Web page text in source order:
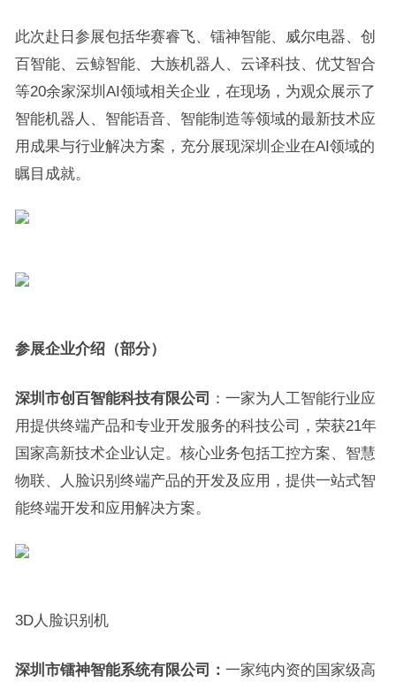
此次赴日参展包括华赛睿飞、镭神智能、威尔电器、创
百智能、云鲸智能、大族机器人、云译科技、优艾智合
等20余家深圳AI领域相关企业，在现场，为观众展示了
智能机器人、智能语音、智能制造等领域的最新技术应
用成果与行业解决方案，充分展现深圳企业在AI领域的
瞩目成就。
参展企业介绍（部分）
深圳市创百智能科技有限公司
：一家为人工智能行业应
用提供终端产品和专业开发服务的科技公司，荣获21年
国家高新技术企业认定。核心业务包括工控方案、智慧
物联、人脸识别终端产品的开发及应用，提供一站式智
能终端开发和应用解决方案。
3D人脸识别机
深圳市镭神智能系统有限公司： 一家纯内资的国家级高